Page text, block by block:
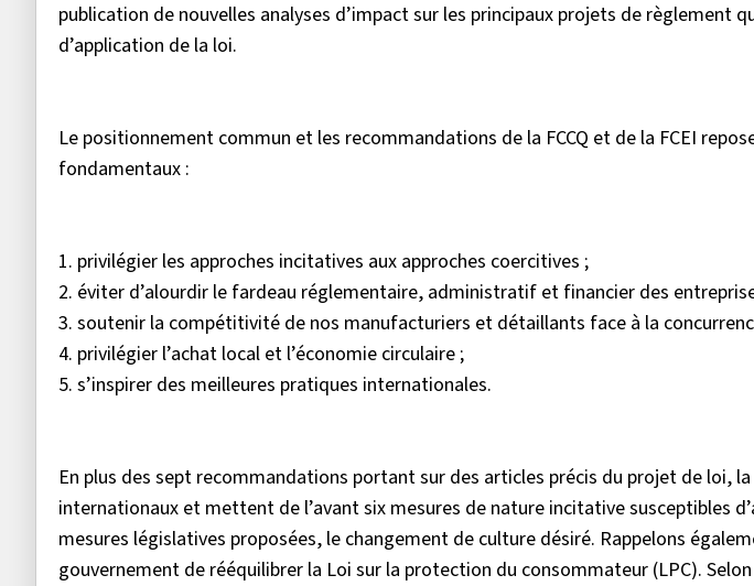
publication de nouvelles analyses d’impact sur les principaux projets de règlement
d’application de la loi.
Le positionnement commun et les recommandations de la FCCQ et de la FCEI
fondamentaux :
1. privilégier les approches incitatives aux approches coercitives ;
2. éviter d’alourdir le fardeau réglementaire, administratif et financier des
3. soutenir la compétitivité de nos manufacturiers et détaillants face à la
4. privilégier l’achat local et l’économie circulaire ;
5. s’inspirer des meilleures pratiques internationales.
En plus des sept recommandations portant sur des articles précis du projet de loi, la
internationaux et mettent de l’avant six mesures de nature incitative susceptibles
mesures législatives proposées, le changement de culture désiré. Rappelons
gouvernement de rééquilibrer la Loi sur la protection du consommateur (LPC).